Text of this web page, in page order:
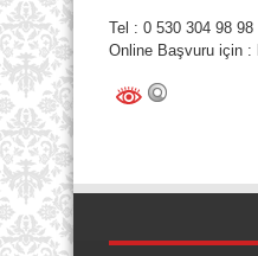
Tel : 0 530 304 98 98
Online Başvuru için :